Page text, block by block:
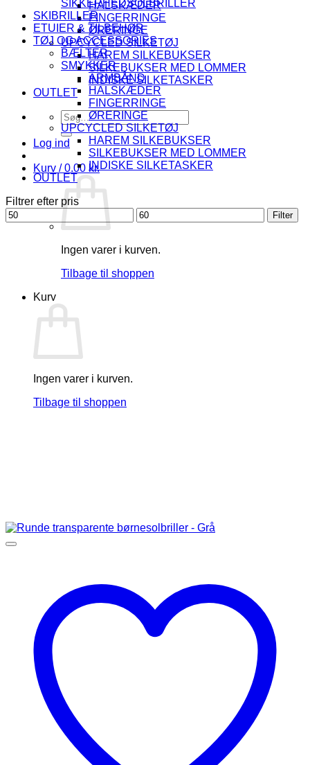
HALSKÆDER
FINGERRINGE
ØRERINGE
UPCYCLED SILKETØJ
HAREM SILKEBUKSER
SILKEBUKSER MED LOMMER
INDISKE SILKETASKER
OUTLET
Søg
efter:
Log ind
Kurv /0.00 kr.
Ingen varer i kurven.
Tilbage til shoppen
Kurv
Ingen varer i kurven.
Tilbage til shoppen
SIKKERHEDSOLBRILLER
SKIBRILLER
ETUIER & TILBEHØR
TØJ OG ACCESSORIES
BÆLTER
SMYKKER
ARMBÅND
HALSKÆDER
FINGERRINGE
ØRERINGE
UPCYCLED SILKETØJ
HAREM SILKEBUKSER
SILKEBUKSER MED LOMMER
INDISKE SILKETASKER
OUTLET
Filtrer efter pris
Mindste
pris
Højeste
pris
Filter